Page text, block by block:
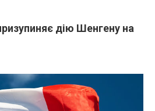
дію Шенгену на